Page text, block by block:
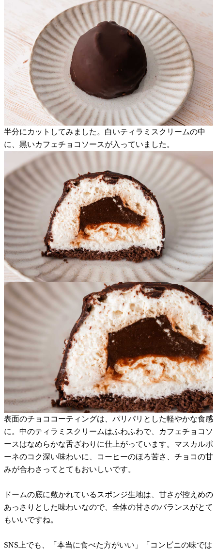
半分にカットしてみました。白いティラミスクリームの中
に、黒いカフェチョコソースが入っていました。
表面のチョココーティングは、パリパリとした軽やかな食感
に。中のティラミスクリームはふわふわで、カフェチョコソ
ースはなめらかな舌ざわりに仕上がっています。マスカルポ
ーネのコク深い味わいに、コーヒーのほろ苦さ、チョコの甘
みが合わさってとてもおいしいです。
ドームの底に敷かれているスポンジ生地は、甘さが控えめの
あっさりとした味わいなので、全体の甘さのバランスがとて
もいいですね。
SNS上でも、「本当に食べた方がいい」「コンビニの味では